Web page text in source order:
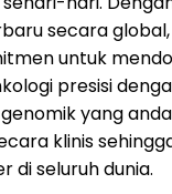
secara
untuk
presisi
yang
klinis
di seluruh dunia.